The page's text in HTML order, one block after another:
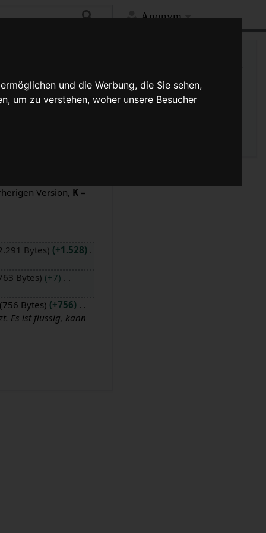
und die Werbung, die Sie sehen,
um zu verstehen, woher unsere Besucher
Anonym
Versionsgeschichte
Version, K =
Bytes +1.528
Bytes +7
756 Bytes
+756
Es ist flüssig, kann
Links auf diese Seite
Änderungen an verlinkten
Seiten